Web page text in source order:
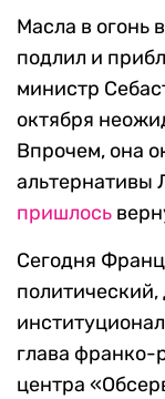
Масла в огонь
подлил и
министр
октября
Впрочем, она
альтернативы
пришлось
Сегодня
глава франко-
центра